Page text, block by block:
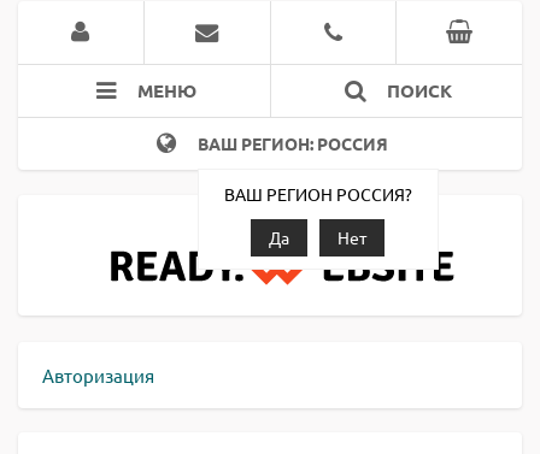
МЕНЮ ПОИСК
ВАШ РЕГИОН: РОССИЯ
ВАШ РЕГИОН РОССИЯ?
Да
Нет
Авторизация